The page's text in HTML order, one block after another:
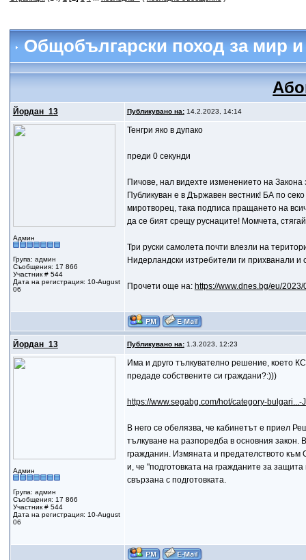
Общобългарски поход за мир и
Йордан_13 Публикувано на:14.2.2023, 14:14
Админ
Група: админ
Съобщения: 17 866
Участник # 544
Дата на регистрация: 10-August
06
Тенгри яко в дупако
преди 0 секунди
Пичове, нал видехте изменението на
Публикуван е в Държавен вестник! БА по
миротворец, така подписа пращането на
да се бият срещу руснаците! Момчета,
Три руски самолета почти влезли на
Нидерландски изтребители ги прихванали и
Прочети още на: https://www.dnes.bg/eu/
Йордан_13 Публикувано на:1.3.2023, 12:23
Админ
Група: админ
Съобщения: 17 866
Участник # 544
Дата на регистрация: 10-August
06
Има и друго тълкувателно решение, което
предаде собствените си граждани?:)))
https://www.segabg.com/hot/category-bulgari...-
В него се обелязва, че кабинетът е приел
тълкуване на разпоредба в основния закон.
гражданин. Измяната и предателството към
и, че "подготовката на гражданите за
свързана с подготовката.